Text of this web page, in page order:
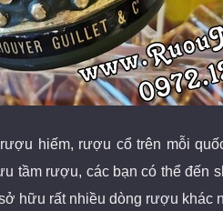
hiếm, rượu cổtrên mỗi
tầm rượu, các bạn có thể đến
hữu rất nhiều dòng rượu khác